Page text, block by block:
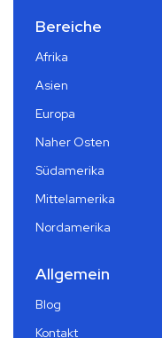
Bereiche
Afrika
Asien
Europa
Naher Osten
Südamerika
Mittelamerika
Nordamerika
Allgemein
Blog
Kontakt